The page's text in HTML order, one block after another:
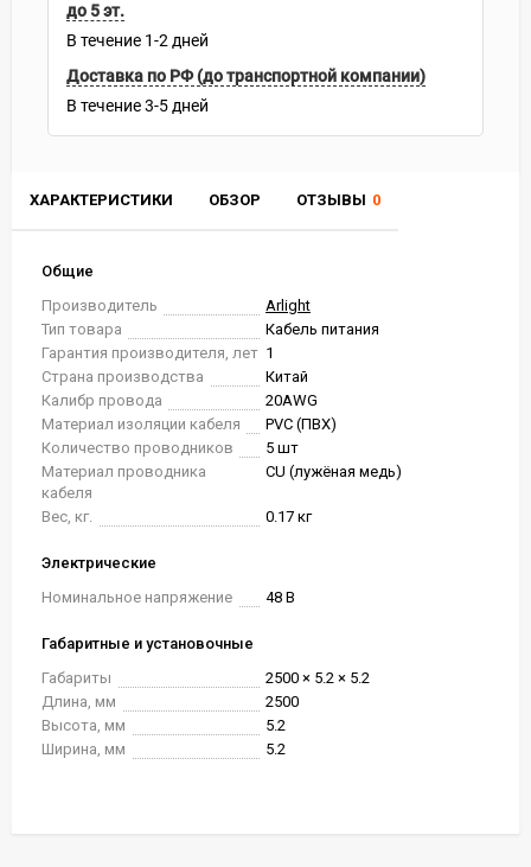
ХАРАКТЕРИСТИКИ ОБЗОР ОТЗЫВЫ 0
Общие
Производитель
Arlight
Тип товара
Кабель питания
Гарантия производителя, лет 1
Страна производства
Китай
Калибр провода
20AWG
Материал изоляции кабеля
PVC (ПВХ)
Количество проводников
5 шт
Материал проводника
кабеля
CU (лужёная медь)
Вес, кг. 0.17 кг
Электрические
Номинальное напряжение
48 В
Габаритные и установочные
Габариты
2500 × 5.2 × 5.2
Длина, мм
2500
Высота, мм
5.2
Ширина, мм
5.2
до 5 эт.
В течение 1-2 дней
Доставка по РФ (до транспортной компании)
В течение3-5 дней